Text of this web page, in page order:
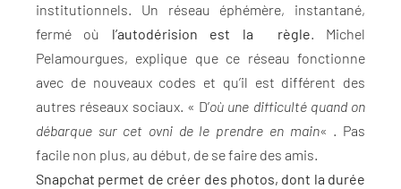
institutionnels. Un réseau éphémère, instantané,
fermé où l’autodérision est la règle. Michel
Pelamourgues, explique que ce réseau fonctionne
avec de nouveaux codes et qu’il est différent des
autres réseaux sociaux. « D’où une difficulté quand on
débarque sur cet ovni de le prendre en main« . Pas
facile non plus, au début, de se faire des amis.
Snapchat permet de créer des photos, dont la durée